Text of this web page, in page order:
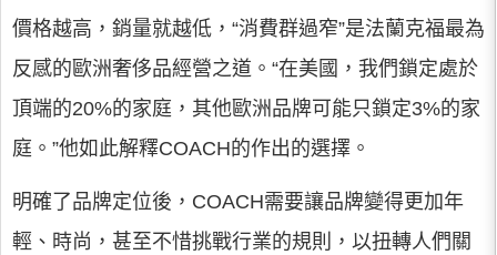
價格越高，銷量就越低，“消費群過窄”是法蘭克福最為
反感的歐洲奢侈品經營之道。“在美國，我們鎖定處於
頂端的20%的家庭，其他歐洲品牌可能只鎖定3%的家
庭。”他如此解釋COACH的作出的選擇。
明確了品牌定位後，COACH需要讓品牌變得更加年
輕、時尚，甚至不惜挑戰行業的規則，以扭轉人們關